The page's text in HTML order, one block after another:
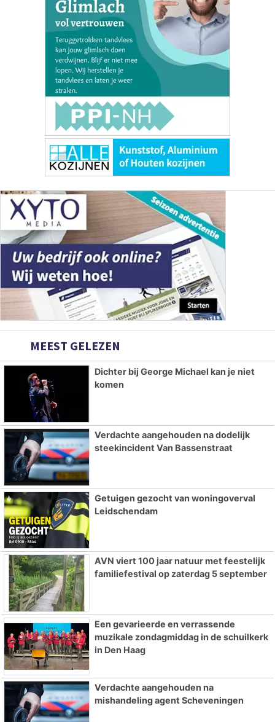
MEEST GELEZEN
Dichter bij George Michael kan je niet
komen
Verdachte aangehouden na dodelijk
steekincident Van Bassenstraat
Getuigen gezocht van woningoverval
Leidschendam
AVN viert 100 jaar natuur met feestelijk
familiefestival op zaterdag 5 september
Een gevarieerde en verrassende
muzikale zondagmiddag in de schuilkerk
in Den Haag
Verdachte aangehouden na
mishandeling agent Scheveningen